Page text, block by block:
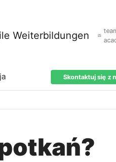
Skontaktuj się z